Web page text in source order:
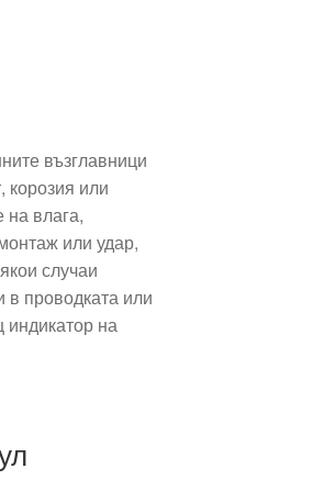
възглавници
корозия или
на влага,
или удар,
случаи
в проводката или
индикатор на